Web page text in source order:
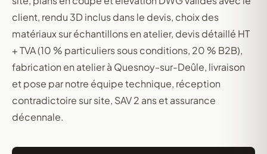
client, rendu 3D inclus dans le devis, choix des
matériaux sur échantillons en atelier, devis détaillé HT
+ TVA (10 % particuliers sous conditions, 20 % B2B),
fabrication en atelier à Quesnoy-sur-Deûle, livraison
et pose par notre équipe technique, réception
contradictoire sur site, SAV 2 ans et assurance
décennale.